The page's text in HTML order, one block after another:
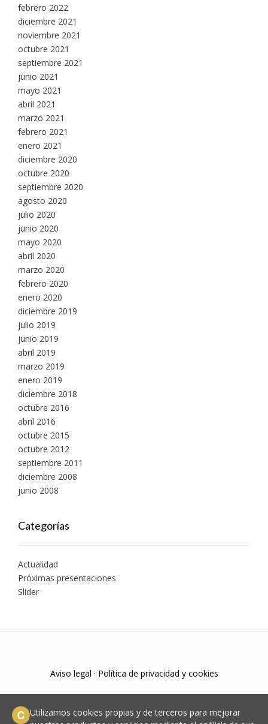
febrero 2022
diciembre 2021
noviembre 2021
octubre 2021
septiembre 2021
junio 2021
mayo 2021
abril 2021
marzo 2021
febrero 2021
enero 2021
diciembre 2020
octubre 2020
septiembre 2020
agosto 2020
julio 2020
junio 2020
mayo 2020
abril 2020
marzo 2020
febrero 2020
enero 2020
diciembre 2019
julio 2019
junio 2019
abril 2019
marzo 2019
enero 2019
diciembre 2018
octubre 2016
abril 2016
octubre 2015
octubre 2012
septiembre 2011
diciembre 2008
junio 2008
Categorías
Actualidad
Próximas presentaciones
Slider
Aviso legal · Política de privacidad y cookies
Utilizamos cookies propias y de terceros para mejorar